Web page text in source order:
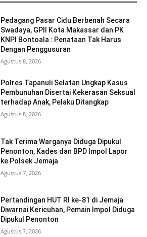
Pedagang Pasar Cidu Berbenah Secara
Swadaya, GPII Kota Makassar dan PK
KNPI Bontoala : Penataan Tak Harus
Dengan Penggusuran
Agustus 8, 2026
Polres Tapanuli Selatan Ungkap Kasus
Pembunuhan Disertai Kekerasan Seksual
terhadap Anak, Pelaku Ditangkap
Agustus 8, 2026
Tak Terima Warganya Diduga Dipukul
Penonton, Kades dan BPD Impol Lapor
ke Polsek Jemaja
Agustus 7, 2026
Pertandingan HUT RI ke-81 di Jemaja
Diwarnai Kericuhan, Pemain Impol Diduga
Dipukul Penonton
Agustus 7, 2026